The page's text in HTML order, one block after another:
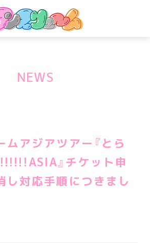
NEWS
ムアジアツアー『とら
』チケット申
し対応手順につきまし